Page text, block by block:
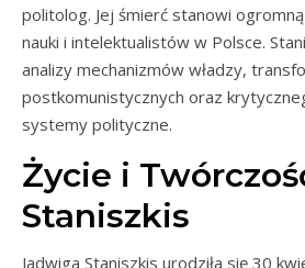
politolog. Jej śmierć stanowi
nauki i intelektualistów w Polsce.
analizy mechanizmów władzy,
postkomunistycznych oraz
systemy polityczne.
Życie i
Staniszkis
Jadwiga Staniszkis urodziła się 30